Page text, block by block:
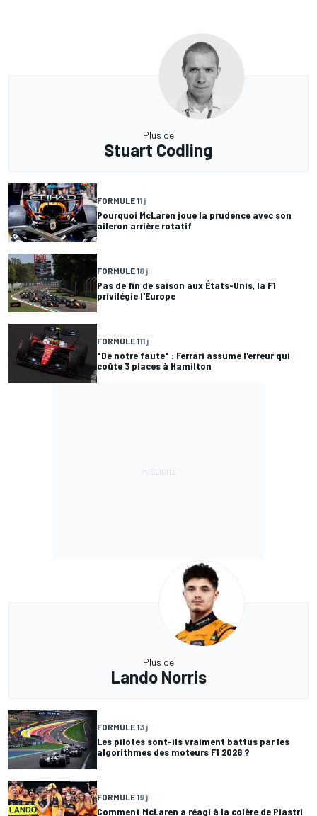
Plus de
Stuart Codling
FORMULE 11 j
Pourquoi McLaren joue la prudence avec son
aileron arrière rotatif
FORMULE 18 j
Pas de fin de saison aux États-Unis, la F1
privilégie l'Europe
FORMULE 111 j
"De notre faute" : Ferrari assume l'erreur qui
coûte 3 places à Hamilton
Plus de
Lando Norris
FORMULE 13 j
Les pilotes sont-ils vraiment battus par les
algorithmes des moteurs F1 2026 ?
FORMULE 19 j
Comment McLaren a réagi à la colère de Piastri